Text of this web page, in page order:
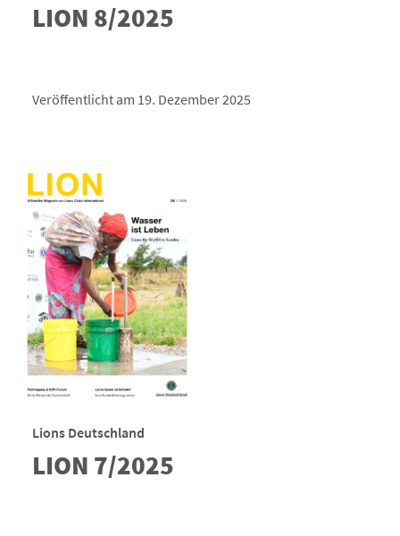
LION 8/2025
Veröffentlicht am 19. Dezember 2025
Lions Deutschland
LION 7/2025